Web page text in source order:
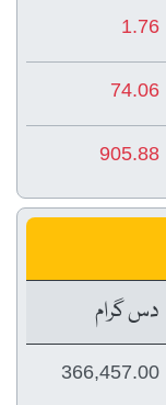
1.76
74.06
905.88
دس گرام
366,457.00